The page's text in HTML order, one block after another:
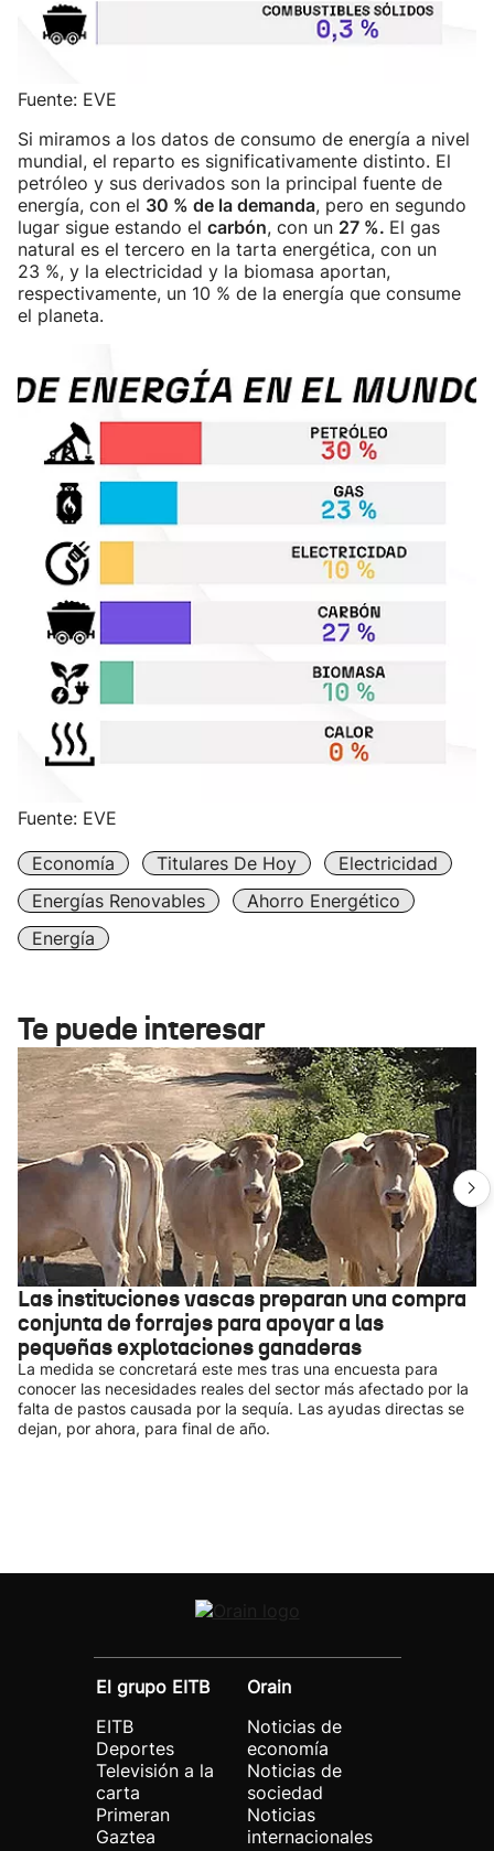
Fuente: EVE
Si miramos a los datos de consumo de energía a nivel
mundial, el reparto es significativamente distinto. El
petróleo y sus derivados son la principal fuente de
energía, con el 30 % de la demanda, pero en segundo
lugar sigue estando el carbón, con un 27 %. El gas
natural es el tercero en la tarta energética, con un
23 %, y la electricidad y la biomasa aportan,
respectivamente, un 10 % de la energía que consume
el planeta.
Fuente: EVE
Economía Titulares De Hoy
Electricidad
Energías Renovables
Ahorro Energético
Energía
Te puede interesar
Las instituciones vascas preparan una compra
conjunta de forrajes para apoyar a las
pequeñas explotaciones ganaderas
La medida se concretará este mes tras una encuesta para
conocer las necesidades reales del sector más afectado por la
falta de pastos causada por la sequía. Las ayudas directas se
dejan, por ahora, para final de año.
El grupo EITB
EITB
Deportes
Televisión a la
carta
Primeran
Gaztea
Orain
Noticias de
economía
Noticias de
sociedad
Noticias
internacionales